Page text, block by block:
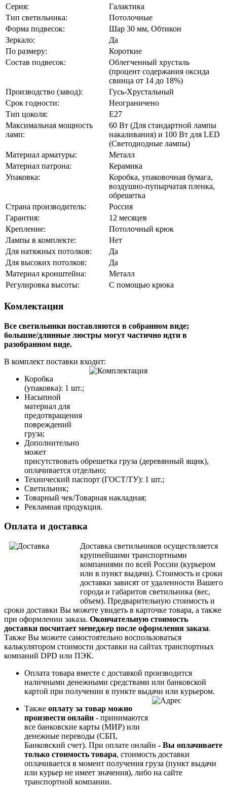
Серия:
Галактика
Тип светильника:
Потолочные
Форма подвесок:
Шар 30 мм, Обтикон
Зеркало:
Да
По размеру:
Короткие
Состав подвесок:
Облегченный хрусталь
(процент содержания оксида
свинца от 14 до 18%)
Производство (завод):
Гусь-Хрустальный
Срок годности:
Неограничено
Тип цоколя:
Е27
Максимальная мощность
ламп:
60 Вт (Для стандартной лампы
накаливания) и 100 Вт для LED
(Светодиодные лампы)
Материал арматуры:
Металл
Материал патрона:
Керамика
Упаковка:
Коробка, упаковочная бумага,
воздушно-пупырчатая пленка,
обрешетка
Страна производитель:
Россия
Гарантия:
12 месяцев
Крепление:
Потолочный крюк
Лампы в комплекте:
Нет
Для натяжных потолков:
Да
Для высоких потолков:
Да
Материал кронштейна:
Металл
Регулировка высоты:
С помощью крюка
Комлектация
Все светильники поставляются в собранном виде;
большие/длинные люстры могут частично идти в
разобранном виде.
В комплект поставки входит:
Коробка
(упаковка): 1 шт.;
Насыпной
материал для
предотвращения
повреждений
груза;
Дополнительно
может
присутствовать обрешетка груза (деревянный ящик),
оплачивается отдельно;
Технический паспорт (ГОСТ/ТУ): 1 шт.;
Светильник;
Товарный чек/Товарная накладная;
Рекламная продукция.
Оплата и доставка
Доставка светильников осуществляется
крупнейшими транспортными
компаниями по всей России (курьером
или в пункт выдачи). Стоимость и сроки
доставки зависят от удаленности Вашего
города и габаритов светильника (вес,
объем). Предварительную стоимость и
сроки доставки Вы можете увидеть в карточке товара, а также
при оформлении заказа. Окончательную стоимость
доставки посчитает менеджер после оформления заказа.
Также Вы можете самостоятельно воспользоваться
калькулятором стоимости доставки на сайтах транспортных
компаний DPD или ПЭК.
Оплата товара вместе с доставкой производится
наличными денежными средствами или банковской
картой при получении в пункте выдачи или курьером.
Также оплату за товар можно
произвести онлайн - принимаются
все банковские карты (МИР) или
денежные переводы (СБП,
Банковский счет). При оплате онлайн - Вы оплачиваете
только стоимость товара, стоимость доставки
оплачивается в момент получения груза (пункт выдачи
или курьер не имеет значения), либо на сайте
транспортной компании.